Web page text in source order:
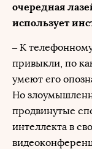
очередная
использует
– К
привыкли, по
умеют его
Но
продвинутые
интеллекта в